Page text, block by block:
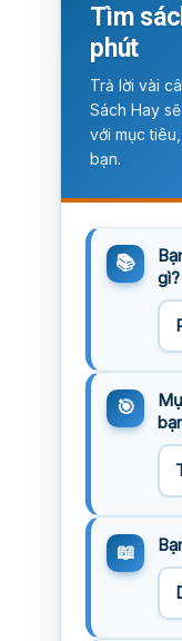
Tìm
phút
Trả lời vài
Sách Hay
với mục
bạn.
gì?